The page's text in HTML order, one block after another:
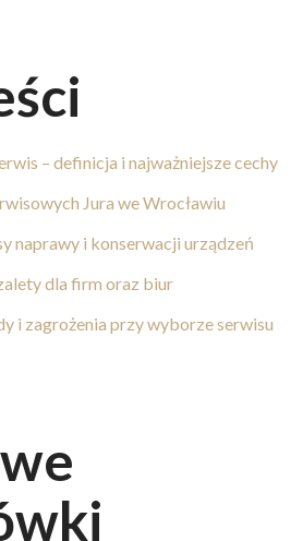
– definicja i najważniejsze cechy
Jura we Wrocławiu
naprawy i konserwacji urządzeń
dla firm oraz biur
i zagrożenia przy wyborze serwisu